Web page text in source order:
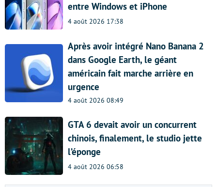
entre Windows et iPhone
4 août 2026 17:38
Après avoir intégré Nano Banana 2
dans Google Earth, le géant
américain fait marche arrière en
urgence
4 août 2026 08:49
GTA 6 devait avoir un concurrent
chinois, finalement, le studio jette
l’éponge
4 août 2026 06:58